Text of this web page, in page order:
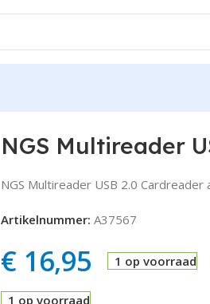
NGS Multireader
NGS Multireader USB 2.0
Artikelnummer: A37567
€16,95 1 op voorraad
1 op voorraad